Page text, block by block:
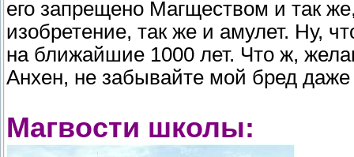
его запрещено Магществом и так
изобретение, так же и амулет. Ну,
на ближайшие 1000 лет. Что ж,
Анхен, не забывайте мой бред
Магвости школы: